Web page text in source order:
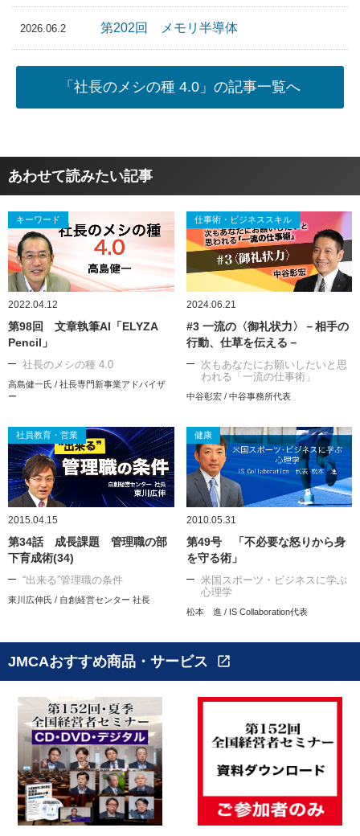
2026.06.2 第202回 メモリ半導体
「社長のメシの種 4.0」の記事一覧へ
あわせて読みたい記事
キーワード
2022.04.12
第98回 文章執筆AI「ELYZA
Pencil」
社長のメシの種 4.0
高島健一氏 / 社長専門新事業アドバイザ
ー
仕事術・ビジネススキル
2024.06.21
#3 一流の〈御礼状力〉－相手の
行動、仕草を伝える－
次もあなたにお願いしたいと思
われる「一流の仕事術」
中谷彰宏 / 中谷事務所代表
社員教育・営業
2015.04.15
第34話 成長課題 管理職の部
下育成術(34)
“出来る”管理職の条件
東川広伸氏 / 自創経営センター 社長
健康
2010.05.31
第49号 「不必要な怒りから身
を守る術」
米国スポーツ・ビジネスに学ぶ
心理学
松本 進 / IS Collaboration代表
JMCAおすすめ商品・サービス open_in_new